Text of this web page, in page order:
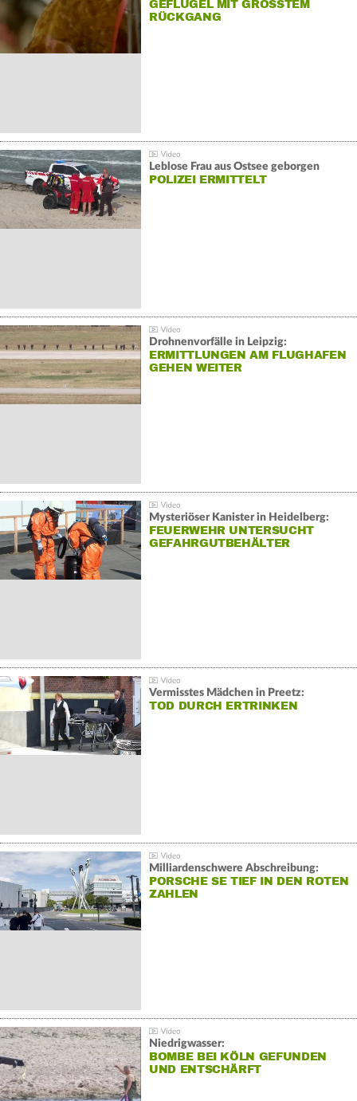
GEFLÜGEL MIT GRÖSSTEM R
ÜCKGANG
Leblose Frau aus Ostsee geborgen
POLIZEI ERMITTELT
Drohnenvorfälle in Leipzig:
ERMITTLUNGEN AM FLUGHAFEN
GEHEN WEITER
Mysteriöser Kanister in Heidelberg:
FEUERWEHR UNTERSUCHT
GEFAHRGUTBEHÄLTER
Vermisstes Mädchen in Preetz:
TOD DURCH ERTRINKEN
Milliardenschwere Abschreibung:
PORSCHE SE TIEF IN DEN ROTEN
ZAHLEN
Niedrigwasser:
BOMBE BEI KÖLN GEFUNDEN
UND ENTSCHÄRFT